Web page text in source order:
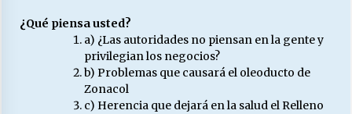
¿Qué piensa usted?
a) ¿Las autoridades no piensan en la gente y
privilegian los negocios?
b) Problemas que causará el oleoducto de
Zonacol
c) Herencia que dejará en la salud el Relleno